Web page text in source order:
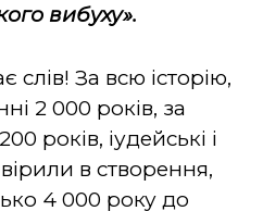
вибуху».
За всю історію,
2 000 років, за
років, іудейські і
в створення,
4 000 року до